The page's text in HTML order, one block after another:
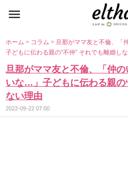
ホーム> コラム>旦那がママ友と不倫、「
子どもに伝わる親の“不仲” それでも離婚し
旦那がママ友と不倫、「仲
いな…」子どもに伝わる親の
ない理由
2022-09-22 07:00